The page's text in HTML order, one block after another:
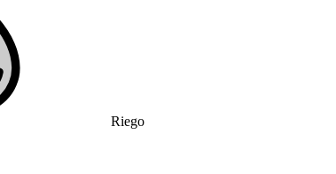
Riego